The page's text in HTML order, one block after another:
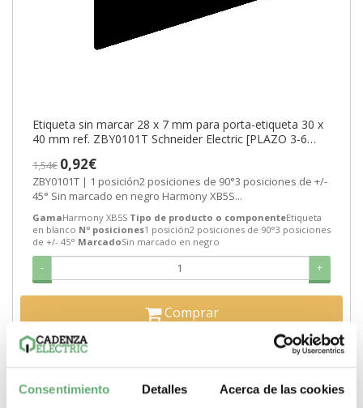
Consentimiento Detalles Acerca de las cookies
Etiqueta sin marcar 28 x 7 mm para porta-etiqueta 30 x
40 mm ref. ZBY0101T Schneider Electric [PLAZO 3-6
1,54€ 0,92€
ZBY0101T | 1 posición2 posiciones de 90°3 posiciones de +/-
45° Sin marcado en negro Harmony XB5S...
GamaHarmony XB5S Tipo de producto o componenteEtiqueta
en blanco Nº posiciones1 posición2 posiciones de 90°3 posiciones
de +/- 45° MarcadoSin marcado en negro
- +
Comprar
MÁS DETALLES ACERCA DE...